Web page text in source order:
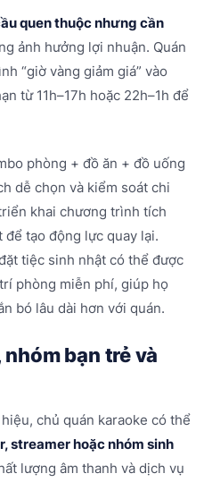
quen thuộc nhưng cần
ảnh hưởng lợi nhuận. Quán
“giờ vàng giảm giá” vào
từ 11h–17h hoặc 22h–1h để
phòng + đồ ăn + đồ uống
dễ chọn và kiểm soát chi
khai chương trình tích
để tạo động lực quay lại.
tiệc sinh nhật có thể được
phòng miễn phí, giúp họ
bó lâu dài hơn với quán.
nhóm bạn trẻ và
chủ quán karaoke có thể
streamer hoặc nhóm sinh
lượng âm thanh và dịch vụ